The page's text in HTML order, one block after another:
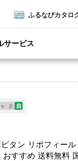
ふるなびカタロ
サービス
e ま 自
ン リポフィール
すすめ 送料無料